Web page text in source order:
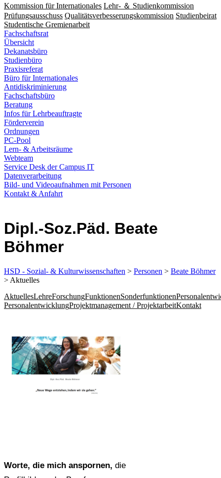
Kommission für Internationales Lehr- ＆ Studienkommission
Prüfungsausschuss Qualitätsverbesserungskommission Studienbeirat
Studentische Gremienarbeit
Fachschaftsrat
Übersicht
Dekanatsbüro
Studienbüro
Praxisreferat
Büro für Internationales
Antidiskriminierung
Fachschaftsbüro
Beratung
Infos für Lehrbeauftragte
Förderverein
Ordnungen
PC-Pool
Lern- & Arbeitsräume
Webteam
Service Desk der Campus IT
Datenverarbeitung
Bild- und Videoaufnahmen mit Personen
Kontakt & Anfahrt
Dipl.-Soz.Päd. Beate
Böhmer
HSD - Sozial- & Kulturwissenschaften > Personen > Beate Böhmer
> Aktuelles
AktuellesLehreForschungFunktionenSonderfunktionen
PersonalentwicklungProjektmanagement / ProjektarbeitKontakt
Worte, die mich anspornen, die